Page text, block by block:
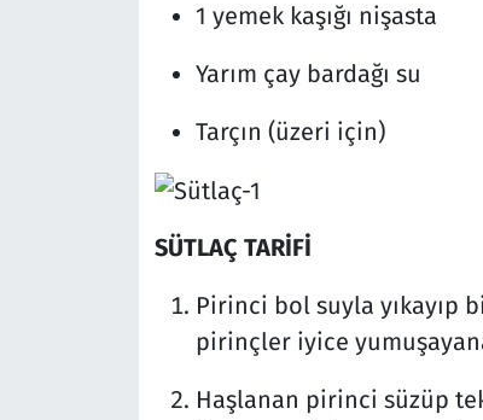
1 yemek kaşığı nişasta
Yarım çay bardağı su
Tarçın (üzeri için)
SÜTLAÇ TARİFİ
Pirinci bol suyla yıkayıp
pirinçler iyice
Haşlanan pirinci süzüp